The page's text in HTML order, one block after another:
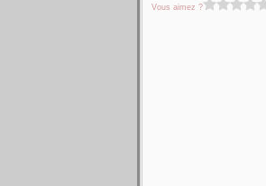
Vous aimez ?